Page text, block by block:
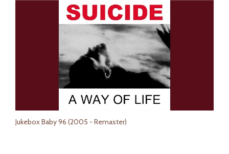
Jukebox Baby 96 (2005 - Remaster)